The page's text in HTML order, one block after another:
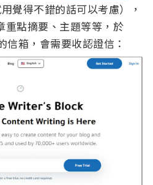
用覺得不錯的話可以考慮），
重點摘要、主題等等，於
箱，會需要收認證信：